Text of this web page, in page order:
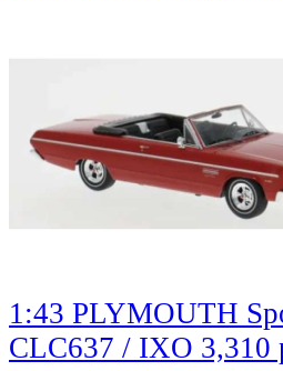
1:43 PLYMOUTH
CLC637 / IXO 3,310